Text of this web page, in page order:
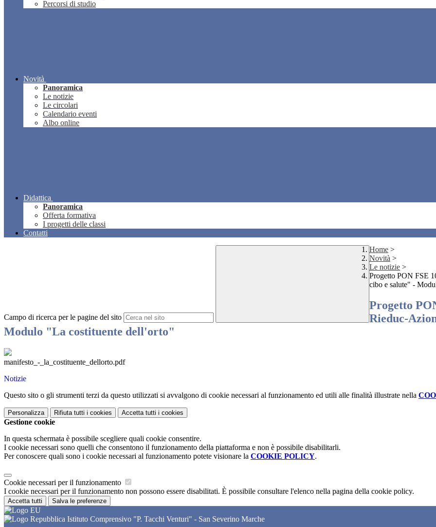
Percorsi di studio
Novità
Panoramica
Le notizie
Le circolari
Calendario eventi
Albo online
Didattica
Panoramica
Offerta formativa
I progetti delle classi
Contatti
Campo di ricerca per le pagine del sito
Home >
Novità >
Le notizie >
Progetto PON FSE
cibo e salute" -
Progetto
Rieduc-
Modulo "La costituente dell'orto"
manifesto_-_la_costituente_dellorto.pdf
Notizie
Questo sito o gli strumenti terzi da questo utilizzati si avvalgono di cookie necessari al funzionamento ed utili alle finalità illustrate nella
Personalizza Rifiuta tutti i cookies Accetta tutti i cookies
Gestione cookie
In questa schermata è possibile scegliere quali cookie consentire.
I cookie necessari sono quelli che consentono il funzionamento della piattaforma e non è possibile disabilitarli.
Per conoscere quali sono i cookie necessari al funzionamento potete visionare la COOKIE POLICY.
Cookie necessari per il funzionamento
I cookie necessari per il funzionamento non possono essere disabilitati. È possibile consultare l'elenco nella pagina della cookie policy.
Accetta tutti Salva le preferenze
Istituto Comprensivo "P. Tacchi Venturi" - San Severino Marche